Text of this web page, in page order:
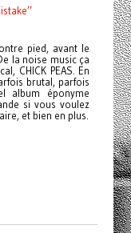
pied, avant le
la noise music ça
CHICK PEAS. En
brutal, parfois
album éponyme
si vous voulez
et bien en plus.